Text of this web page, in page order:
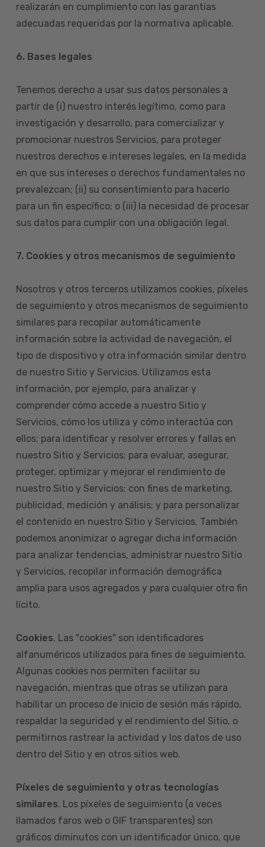
realizarán en cumplimiento con las garantías
adecuadas requeridas por la normativa aplicable.
6. Bases legales
Tenemos derecho a usar sus datos personales a
partir de (i) nuestro interés legítimo, como para
investigación y desarrollo, para comercializar y
promocionar nuestros Servicios, para proteger
nuestros derechos e intereses legales, en la medida
en que sus intereses o derechos fundamentales no
prevalezcan; (ii) su consentimiento para hacerlo
para un fin específico; o (iii) la necesidad de procesar
sus datos para cumplir con una obligación legal.
7. Cookies y otros mecanismos de seguimiento
Nosotros y otros terceros utilizamos cookies, píxeles
de seguimiento y otros mecanismos de seguimiento
similares para recopilar automáticamente
información sobre la actividad de navegación, el
tipo de dispositivo y otra información similar dentro
de nuestro Sitio y Servicios. Utilizamos esta
información, por ejemplo, para analizar y
comprender cómo accede a nuestro Sitio y
Servicios, cómo los utiliza y cómo interactúa con
ellos; para identificar y resolver errores y fallas en
nuestro Sitio y Servicios; para evaluar, asegurar,
proteger, optimizar y mejorar el rendimiento de
nuestro Sitio y Servicios; con fines de marketing,
publicidad, medición y análisis; y para personalizar
el contenido en nuestro Sitio y Servicios. También
podemos anonimizar o agregar dicha información
para analizar tendencias, administrar nuestro Sitio
y Servicios, recopilar información demográfica
amplia para usos agregados y para cualquier otro fin
lícito.
Cookies. Las "cookies" son identificadores
alfanuméricos utilizados para fines de seguimiento.
Algunas cookies nos permiten facilitar su
navegación, mientras que otras se utilizan para
habilitar un proceso de inicio de sesión más rápido,
respaldar la seguridad y el rendimiento del Sitio, o
permitirnos rastrear la actividad y los datos de uso
dentro del Sitio y en otros sitios web.
Píxeles de seguimiento y otras tecnologías
similares. Los píxeles de seguimiento (a veces
llamados faros web o GIF transparentes) son
gráficos diminutos con un identificador único, que